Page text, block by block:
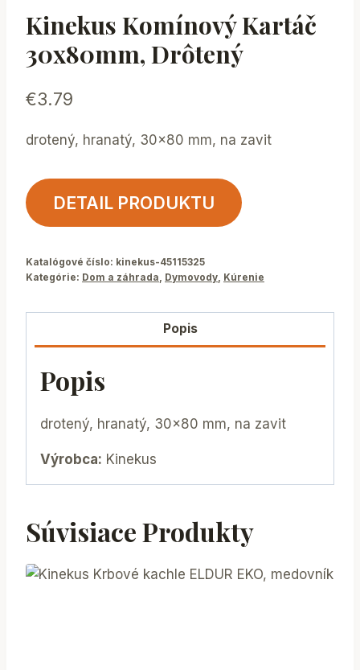
Kinekus Komínový Kartáč
30x80mm, Drôtený
€3.79
drotený, hranatý, 30×80 mm, na zavit
DETAIL PRODUKTU
Katalógové číslo: kinekus-45115325
Kategórie: Dom a záhrada, Dymovody, Kúrenie
Popis
Popis
drotený, hranatý, 30×80 mm, na zavit
Výrobca: Kinekus
Súvisiace Produkty